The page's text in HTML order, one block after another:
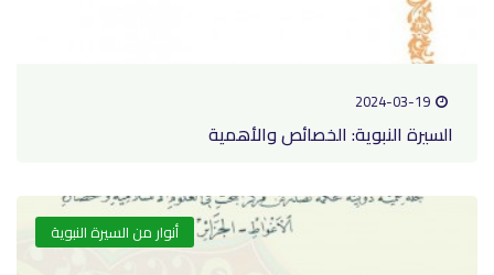
2024-03-19
السيرة النبوية: الخصائص والأهمية
أنوار من السيرة النبوية